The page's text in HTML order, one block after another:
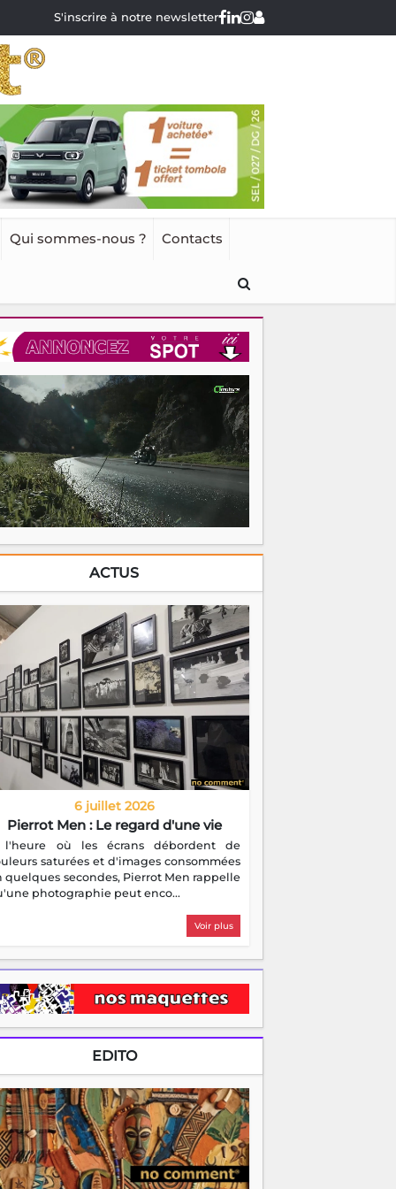
S'inscrire à notre newsletter
Qui sommes-nous ? Contacts
ACTUS
6 juillet 2026
Pierrot Men : Le regard d'une vie
l'heure où les écrans débordent de
saturées et d'images consommées
quelques secondes, Pierrot Men rappelle
photographie peut enco...
Voir plus
EDITO